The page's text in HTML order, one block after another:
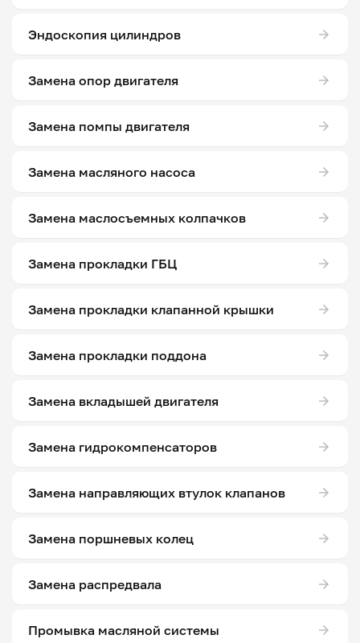
Эндоскопия цилиндров
Замена опор двигателя
Замена помпы двигателя
Замена масляного насоса
Замена маслосъемных колпачков
Замена прокладки ГБЦ
Замена прокладки клапанной крышки
Замена прокладки поддона
Замена вкладышей двигателя
Замена гидрокомпенсаторов
Замена направляющих втулок клапанов
Замена поршневых колец
Замена распредвала
Промывка масляной системы